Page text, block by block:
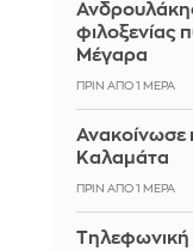
φιλοξενίας
Μέγαρα
ΠΡΙΝ ΑΠΌ 1 ΜΈΡΑ
Ανακοίνωσε
Καλαμάτα
ΠΡΙΝ ΑΠΌ 1 ΜΈΡΑ
Τηλεφωνική